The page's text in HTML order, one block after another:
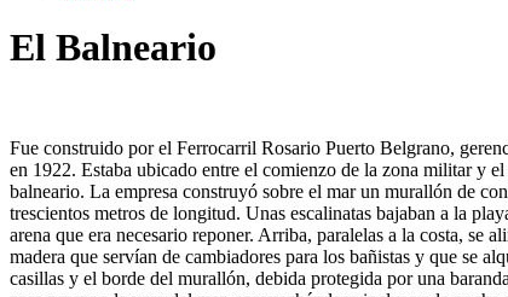
El Balneario
Fue construido por el Ferrocarril Rosario Puerto Belgrano,
en 1922. Estaba ubicado entre el comienzo de la zona militar y
balneario. La empresa construyó sobre el mar un murallón de
trescientos metros de longitud. Unas escalinatas bajaban a la
arena que era necesario reponer. Arriba, paralelas a la costa, se
madera que servían de cambiadores para los bañistas y que se
casillas y el borde del murallón, debida protegida por una